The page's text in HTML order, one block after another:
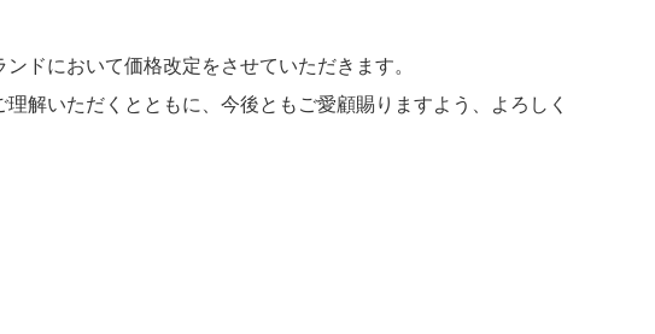
ドにおいて価格改定をさせていただきます。
解いただくとともに、今後ともご愛顧賜りますよう、よろしく